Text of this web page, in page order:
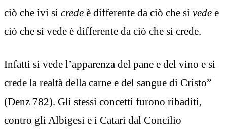
ciò che ivi si crede è differente da ciò che si vede e
ciò che si vede è differente da ciò che si crede.
Infatti si vede l’apparenza del pane e del vino e si
crede la realtà della carne e del sangue di Cristo”
(Denz 782). Gli stessi concetti furono ribaditi,
contro gli Albigesi e i Catari dal Concilio